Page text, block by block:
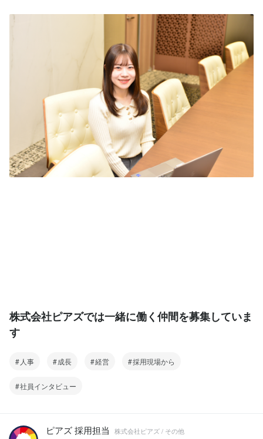
株式会社ピアズでは一緒に働く仲間を募集していま
す
人事 成長 経営 採用現場から
社員インタビュー
ピアズ 採用担当 株式会社ピアズ / その他